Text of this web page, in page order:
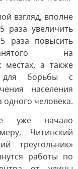
взгляд, вполне
раза увеличить
раза повысить
на
местах, а также
для борьбы с
населения
человека.
уже начало
Читинский
треугольник»
работы по